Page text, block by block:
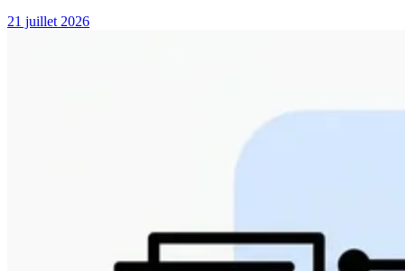
21 juillet 2026